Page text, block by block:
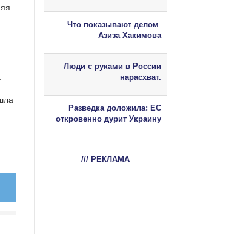
Что показывают делом
Азиза Хакимова
Люди с руками в России
нарасхват.
Разведка доложила: ЕС
откровенно дурит Украину
/// РЕКЛАМА